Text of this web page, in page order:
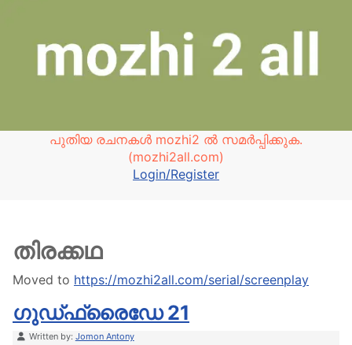
പുതിയ രചനകൾ mozhi2 ൽ സമർപ്പിക്കുക.
(mozhi2all.com)
Login/Register
തിരക്കഥ
Moved to https://mozhi2all.com/serial/screenplay
ഗുഡ്ഫ്രൈഡേ 21
Details
Written by: Jomon Antony